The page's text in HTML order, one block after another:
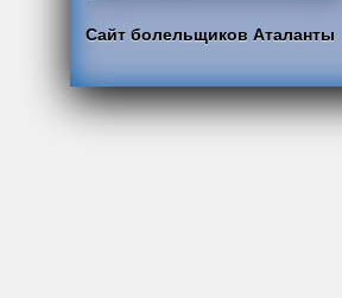
Сайт болельщиков Аталанты